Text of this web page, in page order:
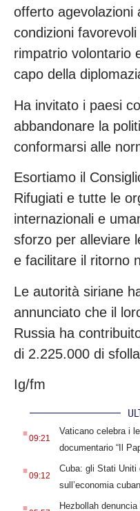
offerto agevolazioni
condizioni
rimpatrio volontario
capo della
Ha invitato i paesi
abbandonare la
conformarsi alle
Esortiamo il
Rifugiati e tutte le
internazionali e
sforzo per alleviare
e facilitare il ritorno
Le autorità siriane
annunciato che il
Russia ha
di 2.225.000 di
Ig/fm
.09:21
Vaticano celebra i
documentario “Il
.09:12
Cuba: gli Stati Uniti
sull’economia
.
Hezbollah